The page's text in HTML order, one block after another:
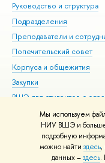
Мы используем
НИУ ВШЭ и
подробную
можно найти здесь,
данных –здесь.
Руководство и структура
Подразделения
Преподаватели и
Попечительский совет
Корпуса и общежития
Закупки
ВШЭ для студентов с
здоровья и инвалидностью
Версия для слабовидящих
Единая платежная